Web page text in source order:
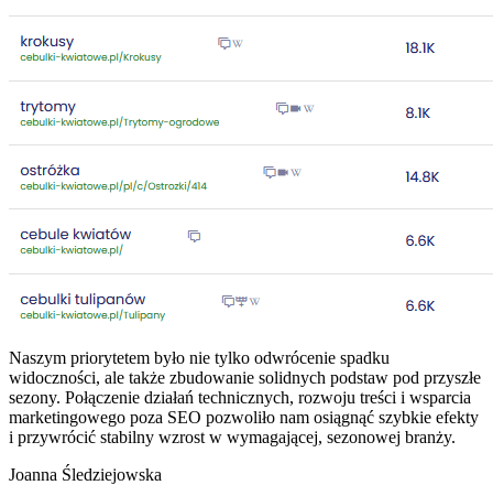
Naszym priorytetem było nie tylko odwrócenie spadku
widoczności, ale także zbudowanie solidnych podstaw pod przyszłe
sezony. Połączenie działań technicznych, rozwoju treści i wsparcia
marketingowego poza SEO pozwoliło nam osiągnąć szybkie efekty
i przywrócić stabilny wzrost w wymagającej, sezonowej branży.
Joanna Śledziejowska